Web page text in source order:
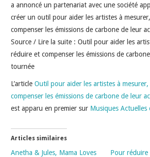
a annoncé un partenariat avec une société
créer un outil pour aider les artistes à
compenser les émissions de carbone de leur
Source / Lire la suite : Outil pour aider les
réduire et compenser les émissions de
tournée
L’articleOutil pour aider les artistes à
compenser les émissions de carbone de leur
est apparu en premier sur Musiques Actuelles
Articles similaires
Anetha & Jules, Mama Loves
Pour